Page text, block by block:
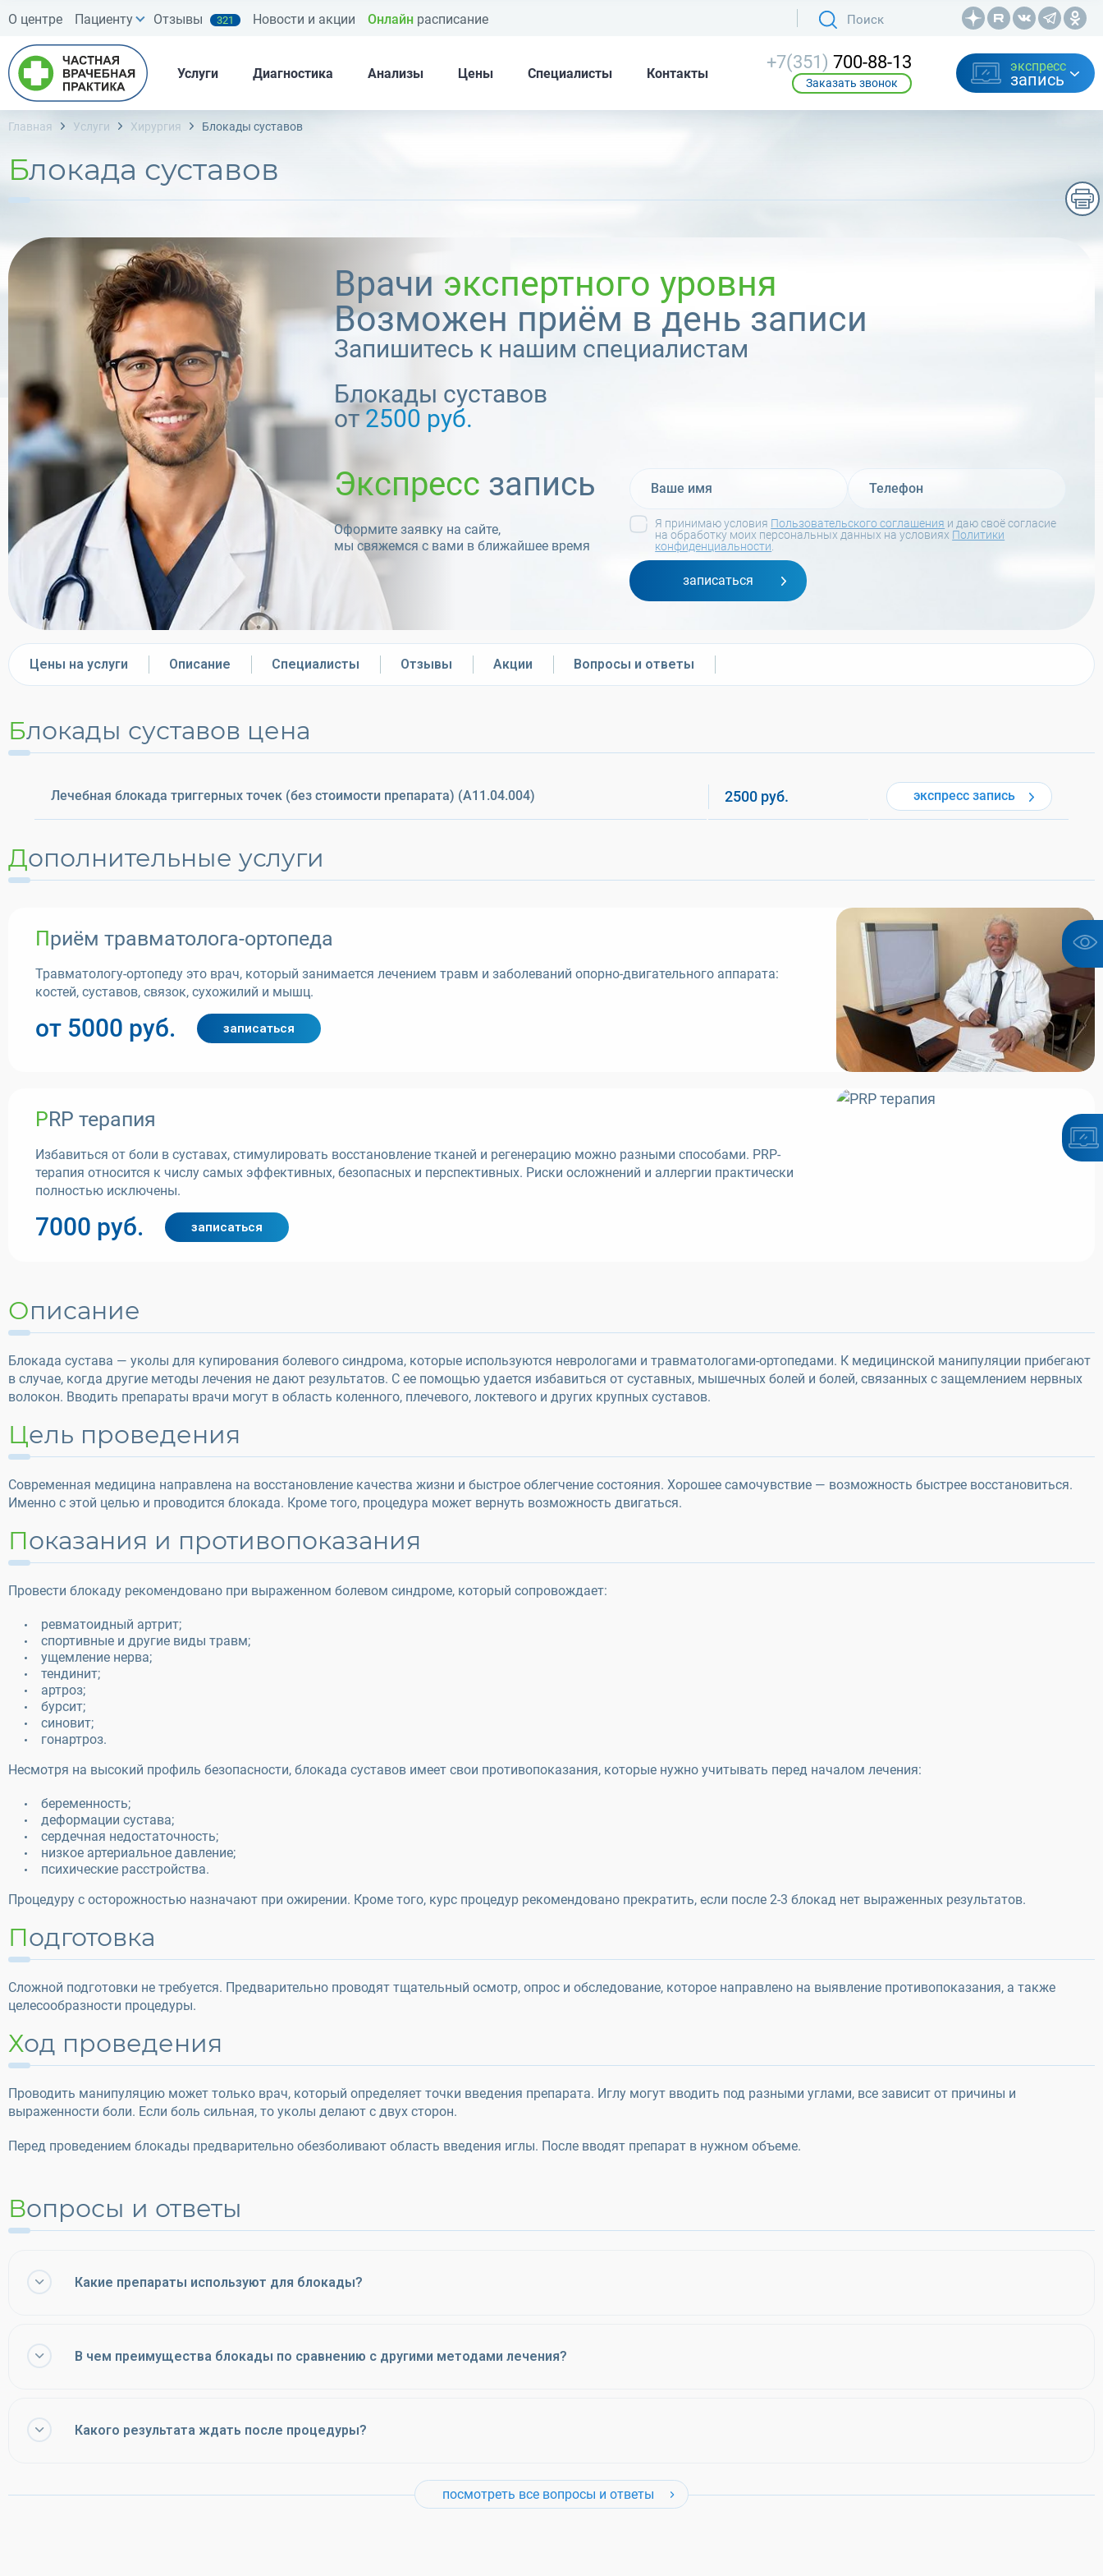
О центре Пациенту Отзывы 321 Новости и акции Онлайн расписание
Услуги Диагностика Анализы Цены Специалисты Контакты
+7(351) 700-88-13
Заказать звонок
экспресс
запись
Главная Услуги Хирургия Блокады суставов
Блокада суставов
Врачи экспертного уровня
Возможен приём в день записи
Запишитесь к нашим специалистам
Блокады суставов
от2500 руб.
Экспресс запись
Оформите заявку на сайте,
мы свяжемся с вами в ближайшее время
записаться
Я принимаю условия Пользовательского соглашения и даю своё согласие
на обработку моих персональных данных на условиях Политики
конфиденциальности
Цены на услуги Описание Специалисты Отзывы Акции Вопросы и ответы
Блокады суставов цена
Лечебная блокада триггерных точек (без стоимости препарата) (A11.04.004) 2500 руб. экспресс запись
Дополнительные услуги
Приём травматолога-ортопеда
Травматологу-ортопеду это врач, который занимается лечением травм и заболеваний опорно-двигательного аппарата:
костей, суставов, связок, сухожилий и мышц.
от 5000 руб. записаться
PRP терапия
Избавиться от боли в суставах, стимулировать восстановление тканей и регенерацию можно разными способами. PRP-
терапия относится к числу самых эффективных, безопасных и перспективных. Риски осложнений и аллергии практически
полностью исключены.
7000 руб. записаться
Описание
Блокада сустава — уколы для купирования болевого синдрома, которые используются неврологами и травматологами-ортопедами. К медицинской манипуляции прибегают
в случае, когда другие методы лечения не дают результатов. С ее помощью удается избавиться от суставных, мышечных болей и болей, связанных с защемлением нервных
волокон. Вводить препараты врачи могут в область коленного, плечевого, локтевого и других крупных суставов.
Цель проведения
Современная медицина направлена на восстановление качества жизни и быстрое облегчение состояния. Хорошее самочувствие — возможность быстрее восстановиться.
Именно с этой целью и проводится блокада. Кроме того, процедура может вернуть возможность двигаться.
Показания и противопоказания
Провести блокаду рекомендовано при выраженном болевом синдроме, который сопровождает:
ревматоидный артрит;
спортивные и другие виды травм;
ущемление нерва;
тендинит;
артроз;
бурсит;
синовит;
гонартроз.
Несмотря на высокий профиль безопасности, блокада суставов имеет свои противопоказания, которые нужно учитывать перед началом лечения:
беременность;
деформации сустава;
сердечная недостаточность;
низкое артериальное давление;
психические расстройства.
Процедуру с осторожностью назначают при ожирении. Кроме того, курс процедур рекомендовано прекратить, если после 2-3 блокад нет выраженных результатов.
Подготовка
Сложной подготовки не требуется. Предварительно проводят тщательный осмотр, опрос и обследование, которое направлено на выявление противопоказания, а также
целесообразности процедуры.
Ход проведения
Проводить манипуляцию может только врач, который определяет точки введения препарата. Иглу могут вводить под разными углами, все зависит от причины и
выраженности боли. Если боль сильная, то уколы делают с двух сторон.
Перед проведением блокады предварительно обезболивают область введения иглы. После вводят препарат в нужном объеме.
Вопросы и ответы
Какие препараты используют для блокады?
В чем преимущества блокады по сравнению с другими методами лечения?
Какого результата ждать после процедуры?
посмотреть все вопросы и ответы